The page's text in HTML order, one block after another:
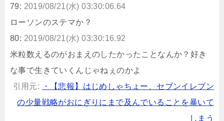
79: 2019/08/21(水) 03:30:06.64
ローソンのステマか？
80: 2019/08/21(水) 03:30:16.92
米粒数えるのがおまえのしたかったことなんか？好き
な事で生きていくんじゃねぇのかよ
引用元:
・【悲報】はじめしゃちょー、セブンイレブン
の少量戦略がおにぎりにまで及んでいることを暴いて
しまう